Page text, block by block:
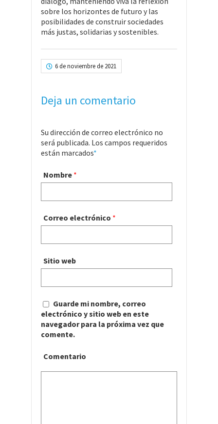
sobre los horizontes de futuro y las
posibilidades de construir sociedades
más justas, solidarias y sostenibles.
6 de noviembre de 2021
Deja un comentario
Su dirección de correo electrónico no
será publicada. Los campos requeridos
están marcados*
Nombre *
Correo electrónico *
Sitio web
Guarde mi nombre, correo
electrónico y sitio web en este
navegador para la próxima vez que
comente.
Comentario